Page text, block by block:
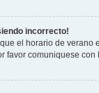
incorrecto!
el horario de verano
comuniquese